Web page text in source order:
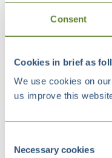
Consent
Cookies in brief as
We use cookies on
us improve this
Selection
Necessary cookies